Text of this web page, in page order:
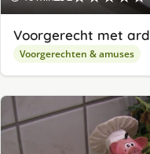
Voorgerecht met
Voorgerechten & amuses